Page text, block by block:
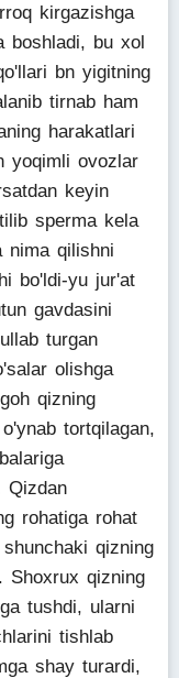
kirgazishga
boshladi, bu xol
bn yigitning
tirnab ham
harakatlari
yoqimli ovozlar
keyin
sperma kela
nima qilishni
bo'ldi-yu jur'at
gavdasini
turgan
olishga
qizning
tortqilagan,
Qizdan
rohatiga rohat
qizning
Shoxrux qizning
tushdi, ularni
tishlab
shay turardi,